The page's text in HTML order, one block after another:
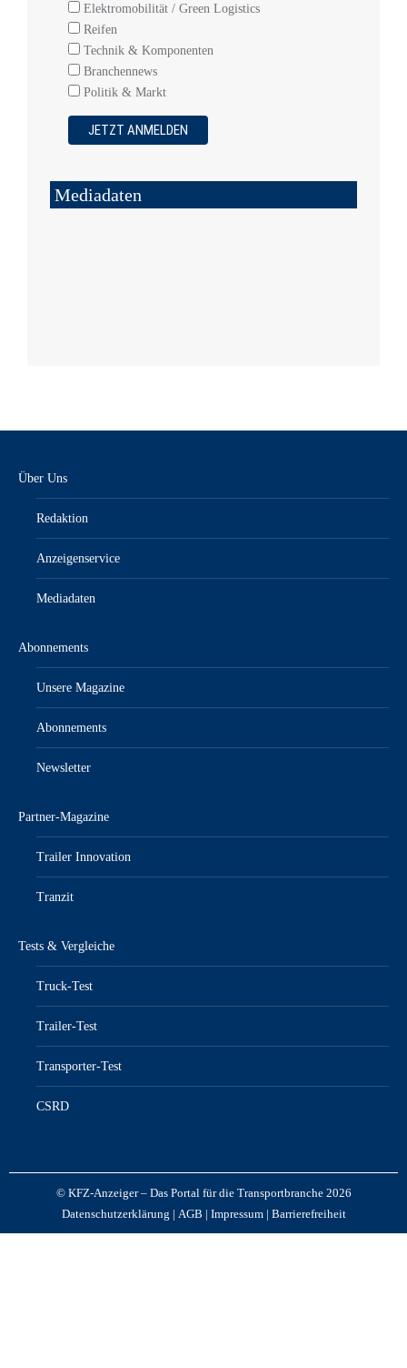
Elektromobilität / Green Logistics
Reifen
Technik & Komponenten
Branchennews
Politik & Markt
Mediadaten
Über Uns
Redaktion
Anzeigenservice
Mediadaten
Abonnements
Unsere Magazine
Abonnements
Newsletter
Partner-Magazine
Trailer Innovation
Tranzit
Tests & Vergleiche
Truck-Test
Trailer-Test
Transporter-Test
CSRD
© KFZ-Anzeiger – Das Portal für die Transportbranche 2026
Datenschutzerklärung | AGB | Impressum| Barrierefreiheit